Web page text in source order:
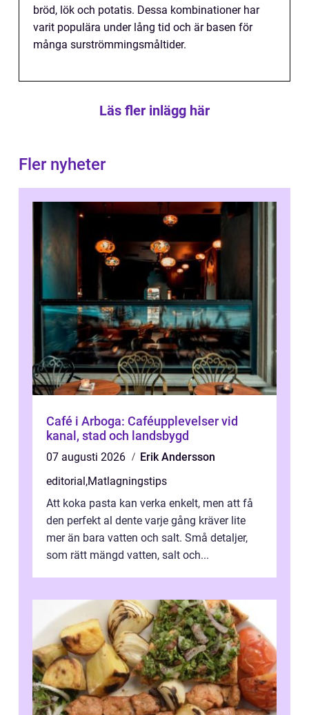
bröd, lök och potatis. Dessa kombinationer har
varit populära under lång tid och är basen för
många surströmmingsmåltider.
Läs fler inlägg här
Fler nyheter
Café i Arboga: Caféupplevelser vid
kanal, stad och landsbygd
07 augusti 2026
Erik Andersson
editorial,Matlagningstips
Att koka pasta kan verka enkelt, men att få
den perfekt al dente varje gång kräver lite
mer än bara vatten och salt. Små detaljer,
som rätt mängd vatten, salt och...